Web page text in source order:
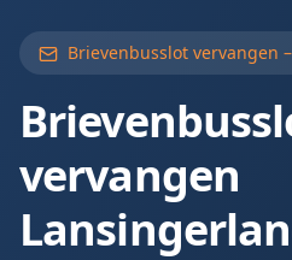
Brievenbusslot vervangen –
vervangen